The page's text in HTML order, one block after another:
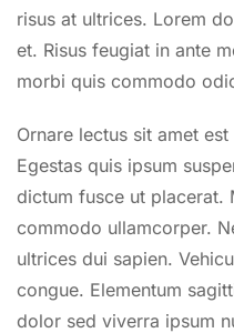
risus at ultrices. Lorem
et. Risus feugiat in ante
morbi quis commodo
Ornare lectus sit amet
Egestas quis ipsum
dictum fusce ut placerat.
commodo ullamcorper.
ultrices dui sapien.
congue. Elementum
dolor sed viverra ipsum